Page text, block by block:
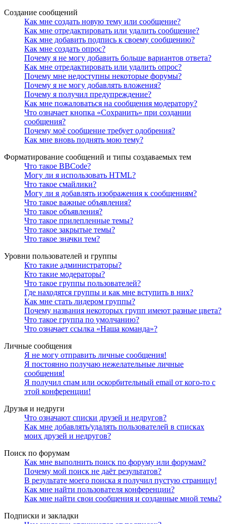
Создание сообщений
Как мне создать новую тему или сообщение?
Как мне отредактировать или удалить сообщение?
Как мне добавить подпись к своему сообщению?
Как мне создать опрос?
Почему я не могу добавить больше вариантов ответа?
Как мне отредактировать или удалить опрос?
Почему мне недоступны некоторые форумы?
Почему я не могу добавлять вложения?
Почему я получил предупреждение?
Как мне пожаловаться на сообщения модератору?
Что означает кнопка «Сохранить» при создании
сообщения?
Почему моё сообщение требует одобрения?
Как мне вновь поднять мою тему?
Форматирование сообщений и типы создаваемых тем
Что такое BBCode?
Могу ли я использовать HTML?
Что такое смайлики?
Могу ли я добавлять изображения к сообщениям?
Что такое важные объявления?
Что такое объявления?
Что такое прилепленные темы?
Что такое закрытые темы?
Что такое значки тем?
Уровни пользователей и группы
Кто такие администраторы?
Кто такие модераторы?
Что такое группы пользователей?
Где находятся группы и как мне вступить в них?
Как мне стать лидером группы?
Почему названия некоторых групп имеют разные цвета?
Что такое группа по умолчанию?
Что означает ссылка «Наша команда»?
Личные сообщения
Я не могу отправить личные сообщения!
Я постоянно получаю нежелательные личные
сообщения!
Я получил спам или оскорбительный email от кого-то с
этой конференции!
Друзья и недруги
Что означают списки друзей и недругов?
Как мне добавлять/удалять пользователей в списках
моих друзей и недругов?
Поиск по форумам
Как мне выполнить поиск по форуму или форумам?
Почему мой поиск не даёт результатов?
В результате моего поиска я получил пустую страницу!
Как мне найти пользователя конференции?
Как мне найти свои сообщения и созданные мной темы?
Подписки и закладки